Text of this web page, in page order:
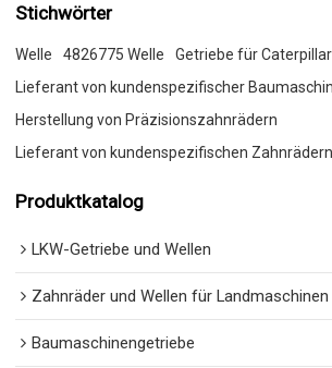
Stichwörter
Welle 4826775 Welle
Getriebe für
Lieferant von kundenspezifischer
Herstellung von Präzisionszahnrädern
Lieferant von kundenspezifischen Zahnrädern
Produktkatalog
LKW-Getriebe und Wellen
Zahnräder und Wellen für Landmaschinen
Baumaschinengetriebe